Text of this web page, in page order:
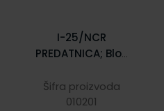
I-25/NCR
PREDATNICA; Blok
14,8 cm
Šifra proizvoda
010201